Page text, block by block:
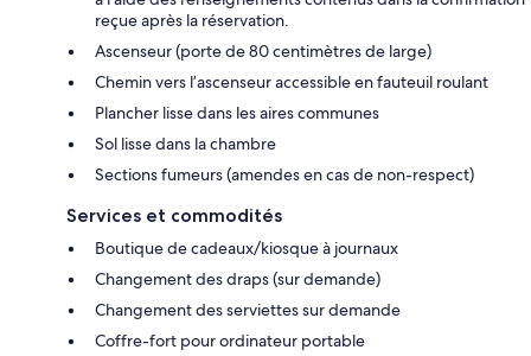
reçue après la réservation.
Ascenseur (porte de 80 centimètres de large)
Chemin vers l’ascenseur accessible en fauteuil roulant
Plancher lisse dans les aires communes
Sol lisse dans la chambre
Sections fumeurs (amendes en cas de non-respect)
Services et commodités
Boutique de cadeaux/kiosque à journaux
Changement des draps (sur demande)
Changement des serviettes sur demande
Coffre-fort pour ordinateur portable